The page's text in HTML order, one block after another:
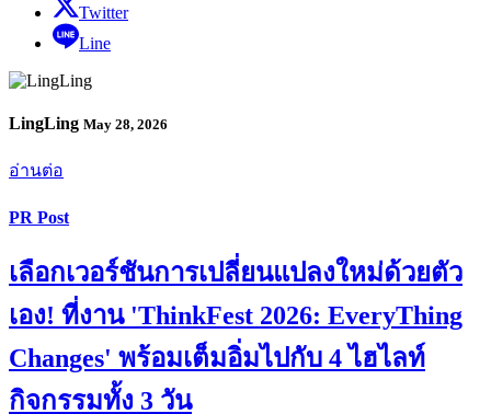
Twitter
Line
LingLing May 28, 2026
อ่านต่อ
PR Post
เลือกเวอร์ชันการเปลี่ยนแปลงใหม่ด้วยตัว
เอง! ที่งาน 'ThinkFest 2026: EveryThing
Changes' พร้อมเต็มอิ่มไปกับ 4 ไฮไลท์
กิจกรรมทั้ง 3 วัน